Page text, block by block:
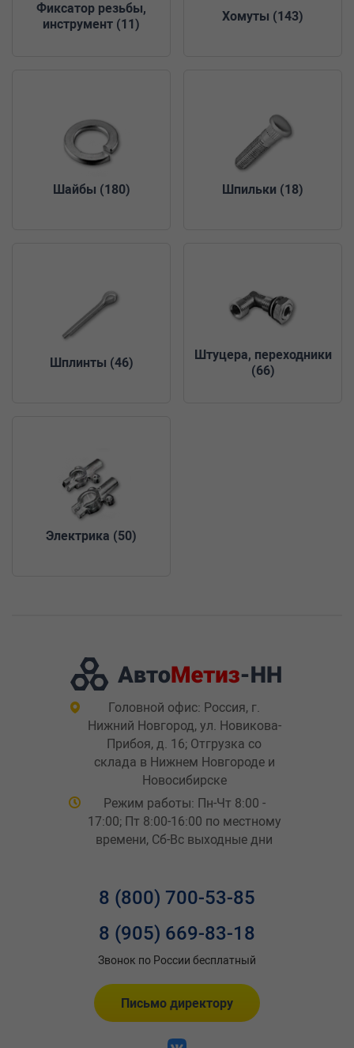
Фиксатор резьбы,
инструмент (11)
Хомуты (143)
Шайбы (180) Шпильки (18)
Шплинты (46)
Штуцера, переходники
(66)
Электрика (50)
Головной офис: Россия, г.
Нижний Новгород, ул. Новикова-
Прибоя, д. 16; Отгрузка со
склада в Нижнем Новгороде и
Новосибирске
Режим работы: Пн-Чт 8:00 -
17:00; Пт 8:00-16:00 по местному
времени, Сб-Вс выходные дни
8 (800) 700-53-85
8 (905) 669-83-18
Звонок по России бесплатный
Письмо директору